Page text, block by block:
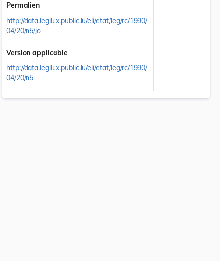
Permalien
http://data.legilux.public.lu/eli/etat/leg/rc/1990/
04/20/n5/jo
Version applicable
http://data.legilux.public.lu/eli/etat/leg/rc/1990/
04/20/n5